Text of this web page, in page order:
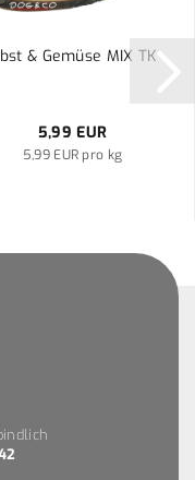
& Gemüse MIX TK
5,99 EUR
5,99 EUR pro kg